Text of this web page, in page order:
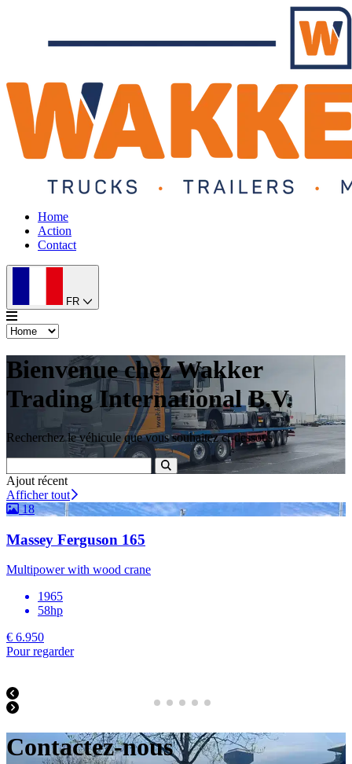
Home
Action
Contact
FR
Bienvenue chez Wakker
Trading International B.V.
Recherchez le véhicule que vous souhaitez ci-dessous
Ajout récent
Afficher tout
18
Massey Ferguson 165
Multipower with wood crane
1965
58hp
€ 6.950
Pour regarder
Contactez-nous